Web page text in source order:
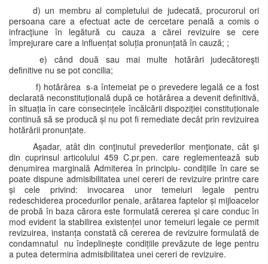
d) un membru al completului de judecată, procurorul ori
persoana care a efectuat acte de cercetare penală a comis o
infracţiune în legătură cu cauza a cărei revizuire se cere
împrejurare care a influențat soluția pronunțată în cauză; ;
e) când două sau mai multe hotărâri judecătoreşti
definitive nu se pot concilia;
f) hotărârea s-a întemeiat pe o prevedere legală ce a fost
declarată neconstituțională după ce hotărârea a devenit definitivă,
în situația în care consecințele încălcării dispoziției constituționale
continuă să se producă și nu pot fi remediate decât prin revizuirea
hotărârii pronunțate.
Așadar, atât din conţinutul prevederilor menţionate, cât şi
din cuprinsul articolului 459 C.pr.pen. care reglementează sub
denumirea marginală Admiterea în principiu- condițiile în care se
poate dispune admisibilitatea unei cereri de revizuire printre care
și cele privind: invocarea unor temeiuri legale pentru
redeschiderea procedurilor penale, arătarea faptelor și mijloacelor
de probă în baza cărora este formulată cererea și care conduc în
mod evident la stabilirea existenței unor temeiuri legale ce permit
revizuirea, instanța constată că cererea de revizuire formulată de
condamnatul nu îndeplinește condițiile prevăzute de lege pentru
a putea determina admisibilitatea unei cereri de revizuire.